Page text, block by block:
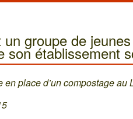
groupe de
son établissement
en place d’un compostage